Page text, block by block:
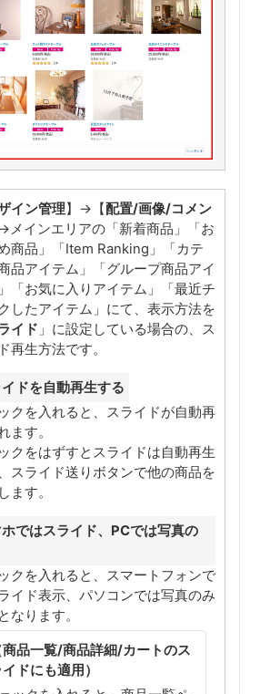
イン管理】→【配置/画像/コメン
メインエリアの「新着商品」「お
商品」「Item Ranking」「カテ
品アイテム」「グループ商品アイ
「お気に入りアイテム」「最近チ
したアイテム」にて、表示方法を
イド 」に設定している場合の、ス
再生方法です。
イドを自動再生する
クを入れると、スライドが自動再
ます。
クをはずすとスライドは自動再生
スライド送りボタンで他の商品を
ます。
ホではスライド、PCでは写真の
クを入れると、スマートフォンで
イド表示、パソコンでは写真のみ
なります。
商品一覧/商品詳細/カートのス
ドにも適用）